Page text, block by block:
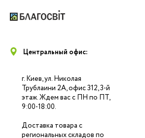
Центральный офис:
г. Киев, ул. Николая
Трублаини 2А, офис 312, 3-й
этаж. Ждем вас с ПН по ПТ,
9:00-18:00.
Доставка товара с
региональных складов по